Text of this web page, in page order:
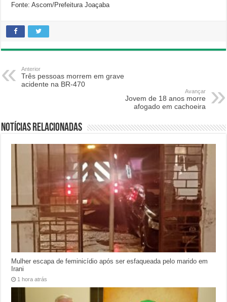
Fonte: Ascom/Prefeitura Joaçaba
Anterior
Três pessoas morrem em grave
acidente na BR-470
Avançar
Jovem de 18 anos morre
afogado em cachoeira
Notícias relacionadas
Mulher escapa de feminicídio após ser esfaqueada pelo marido em
Irani
1 hora atrás